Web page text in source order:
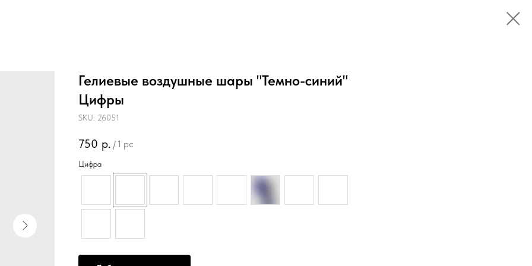
Гелиевые воздушные шары "Темно-синий"
Цифры
SKU: 26051
750 р. / 1 pc
Цифра